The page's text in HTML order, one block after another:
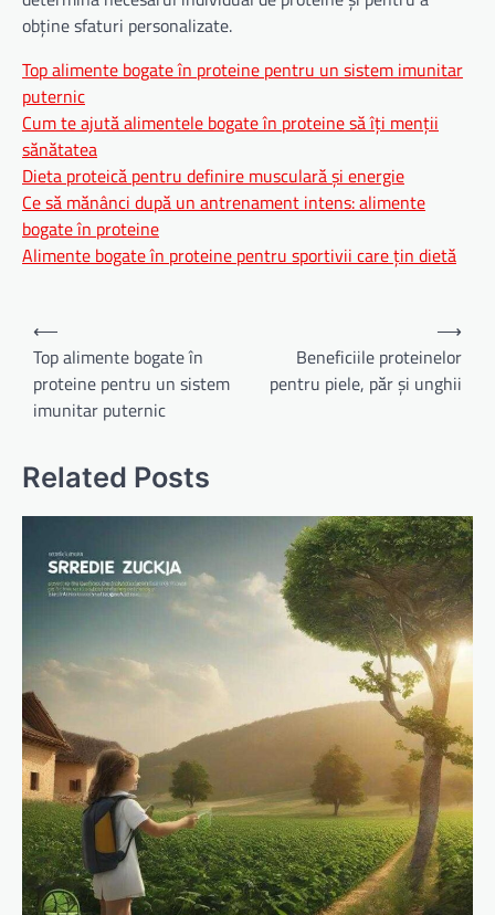
obține sfaturi personalizate.
Top alimente bogate în proteine pentru un sistem imunitar
puternic
Cum te ajută alimentele bogate în proteine să îți menții
sănătatea
Dieta proteică pentru definire musculară și energie
Ce să mănânci după un antrenament intens: alimente
bogate în proteine
Alimente bogate în proteine pentru sportivii care țin dietă
Navigare
în
articole
⟵
Top alimente bogate în
proteine pentru un sistem
imunitar puternic
Beneficiile proteinelor
pentru piele, păr și unghii
⟶
Related Posts